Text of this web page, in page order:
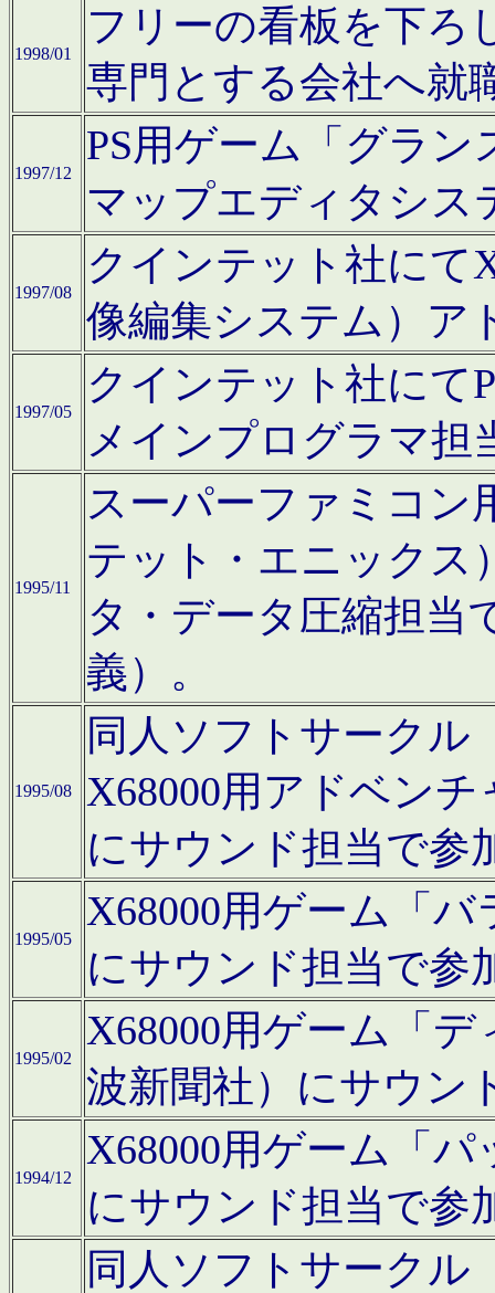
1998/01
フリーの看板を下ろ
専門とする会社へ就
1997/12
PS用ゲーム「グラン
マップエディタシス
1997/08
クインテット社にて
像編集システム）ア
1997/05
クインテット社にて
メインプログラマ担
1995/11
スーパーファミコン
テット・エニックス
タ・データ圧縮担当
義）。
1995/08
同人ソフトサークル
X68000用アドベン
にサウンド担当で参
1995/05
X68000用ゲーム「
にサウンド担当で参
1995/02
X68000用ゲーム「
波新聞社）にサウン
1994/12
X68000用ゲーム「
にサウンド担当で参
同人ソフトサークル